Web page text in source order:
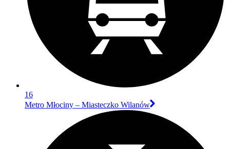
16
Metro Młociny – Miasteczko Wilanów